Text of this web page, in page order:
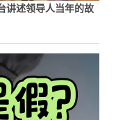
述领导人当年的故